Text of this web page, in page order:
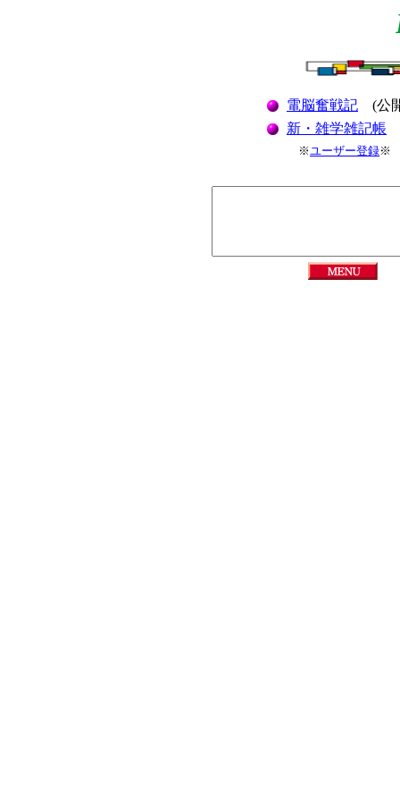
電脳奮戦記 (公
新・雑学雑記帳
※ユーザー登録※